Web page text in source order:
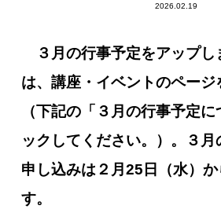
2026.02.19
３月の行事予定をアップし
は、講座・イベントのページ
（下記の「３月の行事予定
ックしてください。）。３月
申し込みは２月25日（水）か
す。